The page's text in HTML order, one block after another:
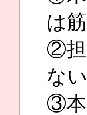
は
②担
な
③本